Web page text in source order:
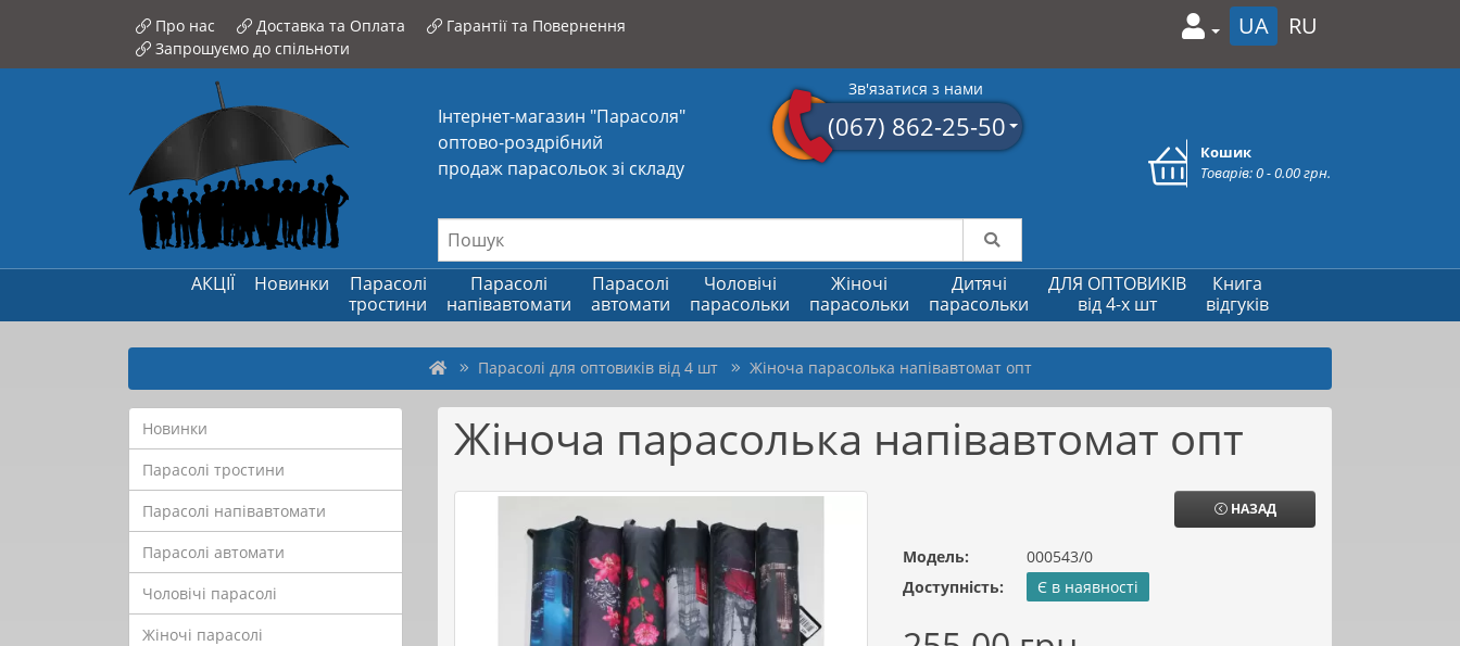
Про нас Доставка та Оплата
Гарантії та Повернення
Запрошуємо до спільноти
UA RU
Інтернет-магазин "Парасоля"
оптово-роздрібний
продаж парасольок зі складу
Зв'язатися з нами
(067) 862-25-50
Кошик
Товарів: 0 - 0.00 грн.
АКЦІЇ Новинки
Парасолі
тростини
Парасолі
напівавтомати
Парасолі
автомати
Чоловічі
парасольки
Жіночі
парасольки
Дитячі
парасольки
ДЛЯ ОПТОВИКІВ
від 4-х шт
Книга
відгуків
Парасолі для оптовиків від 4 шт Жіноча парасолька напівавтомат опт
Новинки
Парасолі тростини
Парасолі напівавтомати
Парасолі автомати
Чоловічі парасолі
Жіночі парасолі
Жіноча парасолька напівавтомат опт
НАЗАД
Модель:
000543/0
Доступність:
Є в наявності